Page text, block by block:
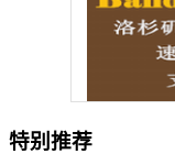
特别推荐